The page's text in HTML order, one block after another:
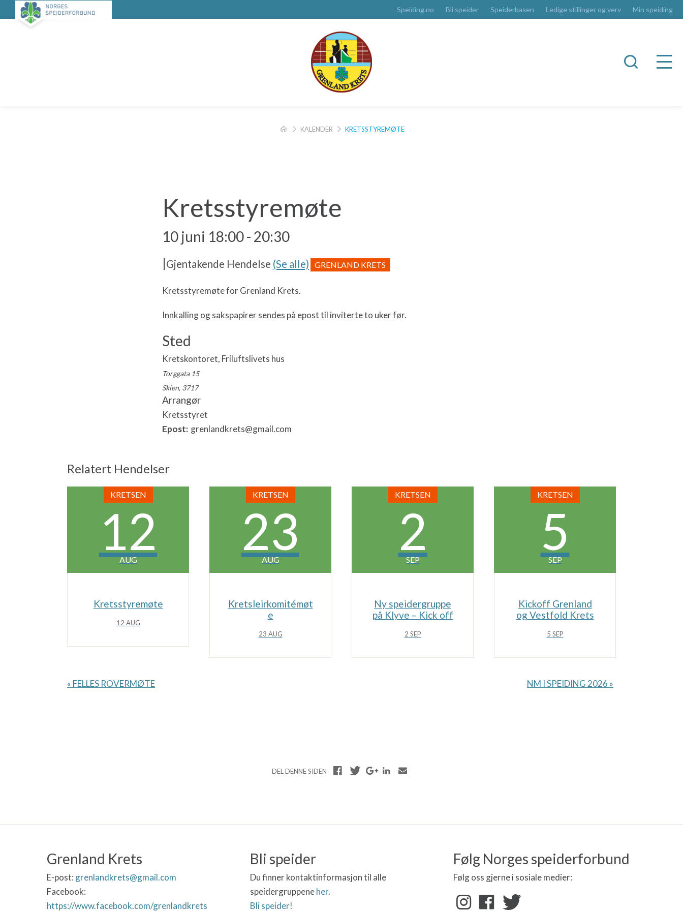
Speiding.no Bli speider Speiderbasen Ledige stillinger og verv Min speiding
KALENDER KRETSSTYREMØTE
Kretsstyremøte
10 juni 18:00- 20:30
|Gjentakende Hendelse (Se alle) GRENLAND KRETS
H
e
n
d
l
s
e
N
a
v
i
g
a
o
n
Kretsstyremøte for Grenland Krets.
Innkalling og sakspapirer sendes på epost til inviterte to uker før.
Sted
Kretskontoret, Friluftslivets hus
Torggata 15
Skien, 3717
Arrangør
Kretsstyret
Epost: grenlandkrets@gmail.com
Relatert Hendelser
KRETSEN
12
AUG
Kretsstyremøte
12 AUG
KRETSEN
23
AUG
Kretsleirkomitémøt
e
23 AUG
KRETSEN
2
SEP
Ny speidergruppe
på Klyve – Kick off
2 SEP
KRETSEN
5
SEP
Kickoff Grenland
og Vestfold Krets
5 SEP
H
a
o
n
« FELLES ROVERMØTE NM I SPEIDING 2026 »
DEL DENNE SIDEN
Grenland Krets
E-post: grenlandkrets@gmail.com
Facebook:
https://www.facebook.com/grenlandkrets
Bli speider
Du finner kontaktinformasjon til alle
speidergruppeneher.
Bli speider!
Følg Norges speiderforbund
Følg oss gjerne i sosiale medier: